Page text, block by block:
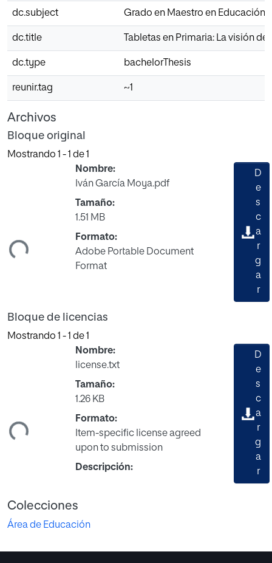
dc.subject Grado en Maestro en Educación
dc.title Tabletas en Primaria: La visión
dc.type bachelorThesis
reunir.tag ~1
Archivos
Bloque original
Mostrando 1 - 1 de 1
Nombre:
Iván García Moya.pdf
Tamaño:
1.51 MB
Formato:
Adobe Portable Document
Format
D
e
s
c
a
r
g
a
r
Bloque de licencias
Mostrando 1 - 1 de 1
Nombre:
license.txt
Tamaño:
1.26 KB
Formato:
Item-specific license agreed
upon to submission
Descripción:
D
e
s
c
a
r
g
a
r
Colecciones
Área de Educación